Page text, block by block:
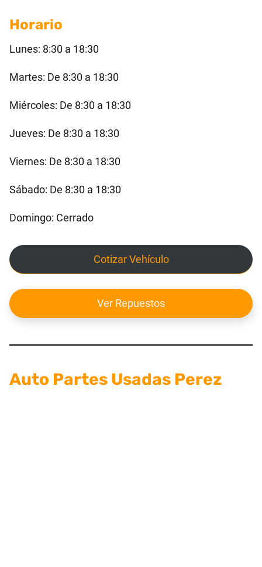
Horario
Lunes: 8:30 a 18:30
Martes: De 8:30 a 18:30
Miércoles: De 8:30 a 18:30
Jueves: De 8:30 a 18:30
Viernes: De 8:30 a 18:30
Sábado: De 8:30 a 18:30
Domingo: Cerrado
Cotizar Vehículo
Ver Repuestos
Auto Partes Usadas Perez